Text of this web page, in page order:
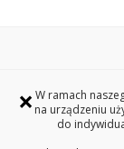
× W ramach
na urządzeniu
do